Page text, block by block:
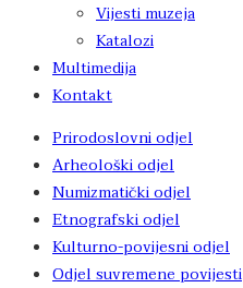
Vijesti muzeja
Katalozi
Multimedija
Kontakt
Prirodoslovni odjel
Arheološki odjel
Numizmatički odjel
Etnografski odjel
Kulturno-povijesni odjel
Odjel suvremene povijesti